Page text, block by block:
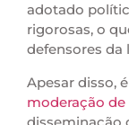
adotado
rigorosas, o
defensores da
Apesar disso,
moderação
disseminação